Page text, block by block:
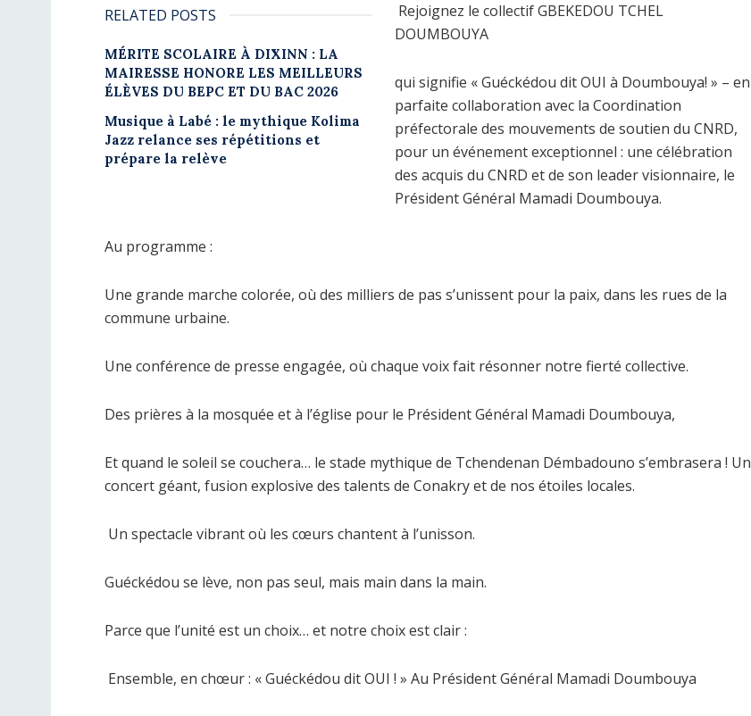
RELATED POSTS
MÉRITE SCOLAIRE À DIXINN : LA
MAIRESSE HONORE LES MEILLEURS
ÉLÈVES DU BEPC ET DU BAC 2026
Musique à Labé : le mythique Kolima
Jazz relance ses répétitions et
prépare la relève
Rejoignez le collectif GBEKEDOU TCHEL
DOUMBOUYA
qui signifie « Guéckédou dit OUI à Doumbouya! » – en
parfaite collaboration avec la Coordination
préfectorale des mouvements de soutien du CNRD,
pour un événement exceptionnel : une célébration
des acquis du CNRD et de son leader visionnaire, le
Président Général Mamadi Doumbouya.
Au programme :
Une grande marche colorée, où des milliers de pas s’unissent pour la paix, dans les rues de la
commune urbaine.
Une conférence de presse engagée, où chaque voix fait résonner notre fierté collective.
Des prières à la mosquée et à l’église pour le Président Général Mamadi Doumbouya,
Et quand le soleil se couchera… le stade mythique de Tchendenan Démbadouno s’embrasera ! Un
concert géant, fusion explosive des talents de Conakry et de nos étoiles locales.
Un spectacle vibrant où les cœurs chantent à l’unisson.
Guéckédou se lève, non pas seul, mais main dans la main.
Parce que l’unité est un choix… et notre choix est clair :
Ensemble, en chœur : « Guéckédou dit OUI ! » Au Président Général Mamadi Doumbouya